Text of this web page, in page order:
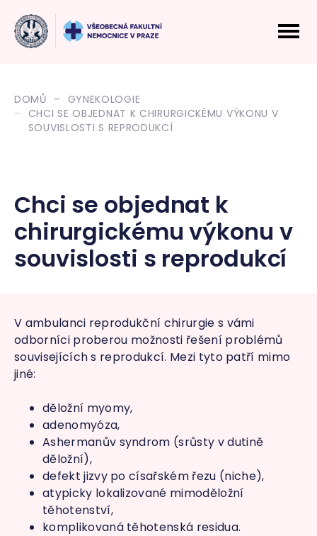
DOMŮ
GYNEKOLOGIE
CHCI SE OBJEDNAT K CHIRURGICKÉMU VÝKONU V
SOUVISLOSTI S REPRODUKCÍ
Chci se objednat k
chirurgickému výkonu v
souvislosti s reprodukcí
V ambulanci reprodukční chirurgie s vámi
odborníci proberou možnosti řešení problémů
souvisejících s reprodukcí. Mezi tyto patří mimo
jiné:
děložní myomy,
adenomyóza,
Ashermanův syndrom (srůsty v dutině
děložní),
defekt jizvy po císařském řezu (niche),
atypicky lokalizované mimoděložní
těhotenství,
komplikovaná těhotenská residua.